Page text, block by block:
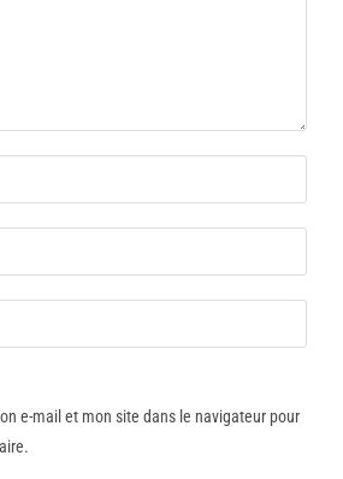
e-mail et mon site dans le navigateur pour